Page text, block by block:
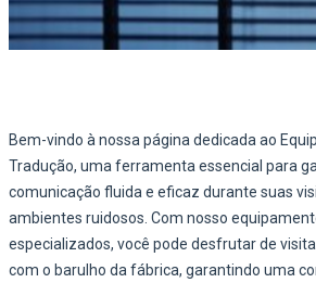
Bem-vindo à nossa página dedicada ao
Tradução, uma ferramenta essencial para
comunicação fluida e eficaz durante suas
ambientes ruidosos. Com nosso
especializados, você pode desfrutar de
com o barulho da fábrica, garantindo uma